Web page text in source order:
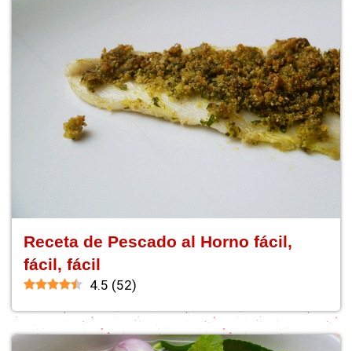
Receta de Pescado al Horno fácil,
fácil, fácil
4.5 (52)